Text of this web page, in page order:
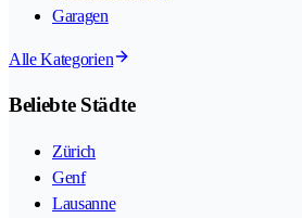
Garagen
Alle Kategorien
Beliebte Städte
Zürich
Genf
Lausanne